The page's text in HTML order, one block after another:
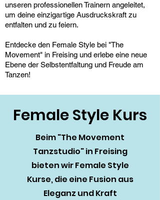
unseren professionellen Trainern angeleitet,
um deine einzigartige Ausdruckskraft zu
entfalten und zu feiern.
Entdecke den Female Style bei "The
Movement" in Freising und erlebe eine neue
Ebene der Selbstentfaltung und Freude am
Tanzen!
Female Style Kurs
Beim "The Movement
Tanzstudio" in Freising
bieten wir Female Style
Kurse, die eine Fusion aus
Eleganz und Kraft